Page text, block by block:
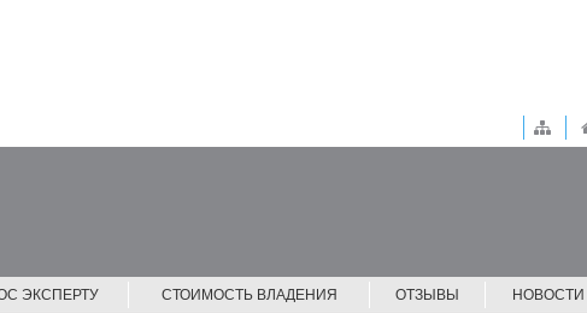
ЭКСПЕРТУ СТОИМОСТЬ ВЛАДЕНИЯ ОТЗЫВЫ НОВОСТИ